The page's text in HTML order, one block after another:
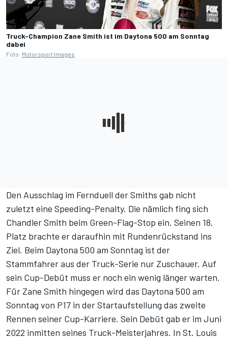
Truck-Champion Zane Smith ist im Daytona 500 am Sonntag
dabei
Foto: Motorsport Images
Den Ausschlag im Fernduell der Smiths gab nicht
zuletzt eine Speeding-Penalty. Die nämlich fing sich
Chandler Smith beim Green-Flag-Stop ein. Seinen 18.
Platz brachte er daraufhin mit Rundenrückstand ins
Ziel. Beim Daytona 500 am Sonntag ist der
Stammfahrer aus der Truck-Serie nur Zuschauer. Auf
sein Cup-Debüt muss er noch ein wenig länger warten.
Für Zane Smith hingegen wird das Daytona 500 am
Sonntag von P17 in der Startaufstellung das zweite
Rennen seiner Cup-Karriere. Sein Debüt gab er im Juni
2022 inmitten seines Truck-Meisterjahres. In St. Louis